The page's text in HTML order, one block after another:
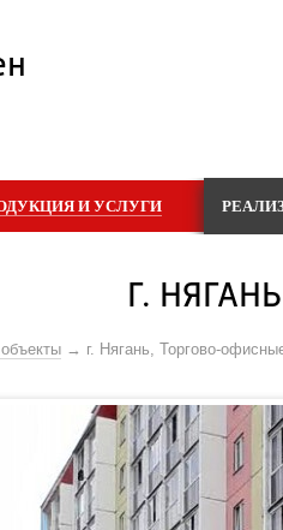
И УСЛУГИ
Г.
г. Нягань, Торгово-